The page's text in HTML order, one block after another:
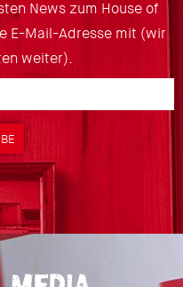
News zum House of
E-Mail-Adresse mit (wir
weiter).